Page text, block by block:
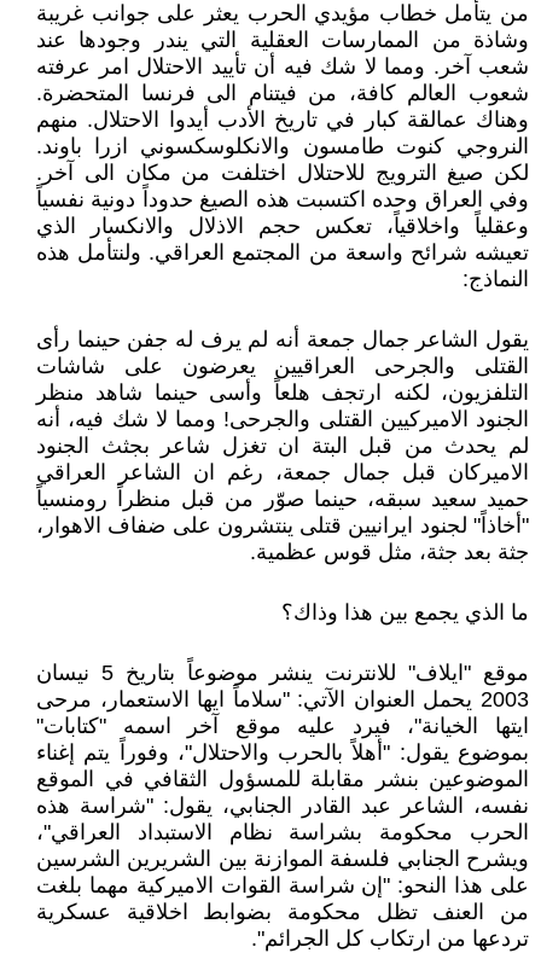
من يتأمل خطاب مؤيدي الحرب يعثر على جوانب غريبة
وشاذة من الممارسات العقلية التي يندر وجودها عند
شعب آخر. ومما لا شك فيه أن تأييد الاحتلال امر عرفته
شعوب العالم كافة، من فيتنام الى فرنسا المتحضرة.
وهناك عمالقة كبار في تاريخ الأدب أيدوا الاحتلال. منهم
النروجي كنوت طامسون والانكلوسكسوني ازرا باوند.
لكن صيغ الترويج للاحتلال اختلفت من مكان الى آخر.
وفي العراق وحده اكتسبت هذه الصيغ حدوداً دونية نفسياً
وعقلياً واخلاقياً، تعكس حجم الاذلال والانكسار الذي
تعيشه شرائح واسعة من المجتمع العراقي. ولنتأمل هذه
النماذج:
يقول الشاعر جمال جمعة أنه لم يرف له جفن حينما رأى
القتلى والجرحى العراقيين يعرضون على شاشات
التلفزيون، لكنه ارتجف هلعاً وأسى حينما شاهد منظر
الجنود الاميركيين القتلى والجرحى! ومما لا شك فيه، أنه
لم يحدث من قبل البتة ان تغزل شاعر بجثث الجنود
الاميركان قبل جمال جمعة، رغم ان الشاعر العراقي
حميد سعيد سبقه، حينما صوّر من قبل منظراً رومنسياً
"أخاذاً" لجنود ايرانيين قتلى ينتشرون على ضفاف الاهوار،
جثة بعد جثة، مثل قوس عظمية.
ما الذي يجمع بين هذا وذاك؟
موقع "ايلاف" للانترنت ينشر موضوعاً بتاريخ 5 نيسان
2003 يحمل العنوان الآتي: "سلاماً ايها الاستعمار، مرحى
ايتها الخيانة"، فيرد عليه موقع آخر اسمه "كتابات"
بموضوع يقول: "أهلاً بالحرب والاحتلال"، وفوراً يتم إغناء
الموضوعين بنشر مقابلة للمسؤول الثقافي في الموقع
نفسه، الشاعر عبد القادر الجنابي، يقول: "شراسة هذه
الحرب محكومة بشراسة نظام الاستبداد العراقي"،
ويشرح الجنابي فلسفة الموازنة بين الشريرين الشرسين
على هذا النحو: "إن شراسة القوات الاميركية مهما بلغت
من العنف تظل محكومة بضوابط اخلاقية عسكرية
تردعها من ارتكاب كل الجرائم".